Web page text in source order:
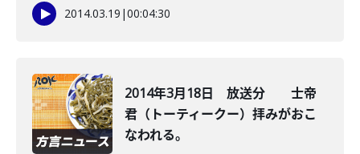
2014.03.19 |00:04:30
2014年3月18日 放送分 士帝
君（トーティークー）拝みがおこ
なわれる。